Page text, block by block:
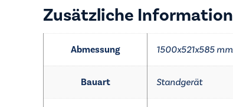
Zusätzliche Information
Abmessung 1500x521x585 mm
Bauart Standgerät